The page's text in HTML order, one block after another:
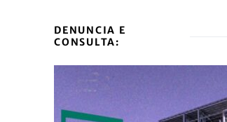
DENUNCIA E
CONSULTA: